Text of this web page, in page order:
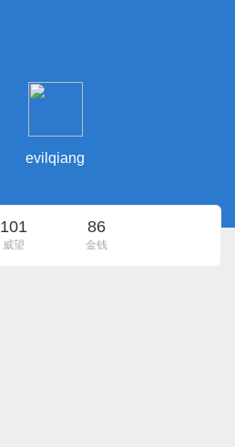
evilqiang
101
威望
86
金钱